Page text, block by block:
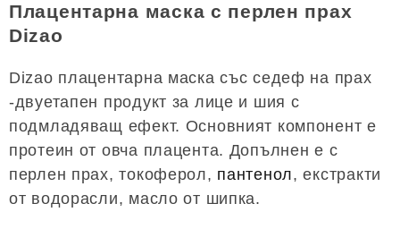
Плацентарна маска с перлен прах
Dizao
Dizao плацентарна маска със седеф на прах
-двуетапен продукт за лице и шия с
подмладяващ ефект. Основният компонент е
протеин от овча плацента. Допълнен е с
перлен прах, токоферол, пантенол, екстракти
от водорасли, масло от шипка.